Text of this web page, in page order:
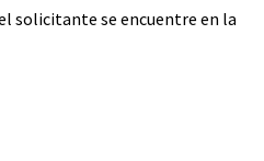
solicitante se encuentre en la